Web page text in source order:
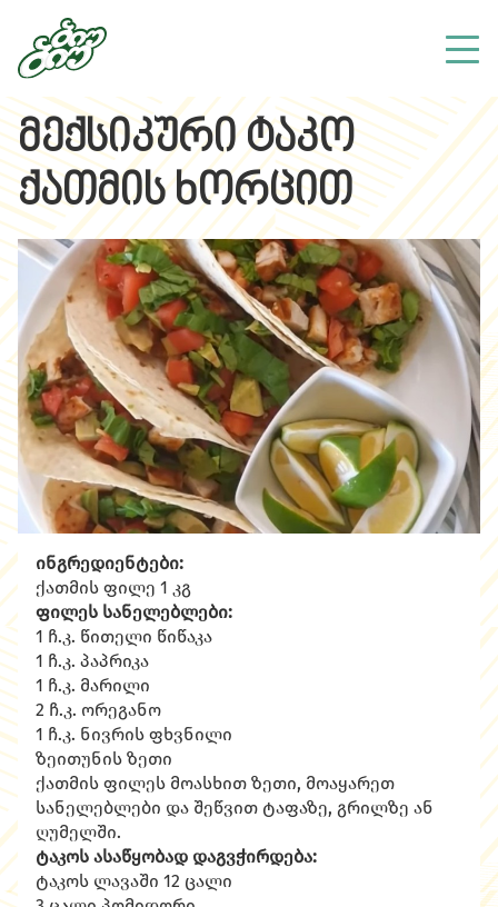
მექსიკური ტაკო
ქათმის ხორცით
ინგრედიენტები:
ქათმის ფილე 1 კგ
ფილეს სანელებლები:
1 ჩ.კ. წითელი წიწაკა
1 ჩ.კ. პაპრიკა
1 ჩ.კ. მარილი
2 ჩ.კ. ორეგანო
1 ჩ.კ. ნივრის ფხვნილი
ზეითუნის ზეთი
ქათმის ფილეს მოასხით ზეთი, მოაყარეთ
სანელებლები და შეწვით ტაფაზე, გრილზე ან
ღუმელში.
ტაკოს ასაწყობად დაგვჭირდება:
ტაკოს ლავაში 12 ცალი